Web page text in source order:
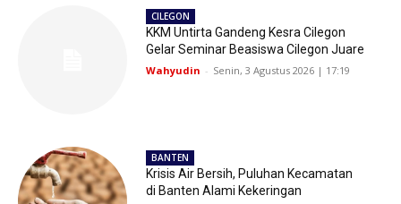
CILEGON
KKM Untirta Gandeng Kesra Cilegon
Gelar Seminar Beasiswa Cilegon Juare
Wahyudin - Senin, 3 Agustus 2026 | 17:19
BANTEN
Krisis Air Bersih, Puluhan Kecamatan
di Banten Alami Kekeringan